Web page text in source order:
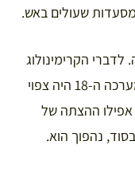
שעולים באש.
הקרימינולוג
אלן בואר, אופיה האלים של ההפגנה במערכה ה-18 היה צפוי
ההצתה של
נהפוך הוא.